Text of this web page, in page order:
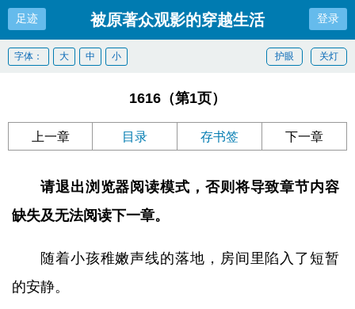
足迹 被原著众观影的穿越生活 登录
关灯
护眼
字体： 大 中 小
1616（第1页）
上一章 目录 存书签 下一章
请退出浏览器阅读模式，否则将导致章节内容
缺失及无法阅读下一章。
随着小孩稚嫩声线的落地，房间里陷入了短暂
的安静。